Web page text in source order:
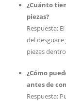
¿Cuánto
piezas?
Respuesta:
del
piezas
¿Cómo
antes de
Respuesta: